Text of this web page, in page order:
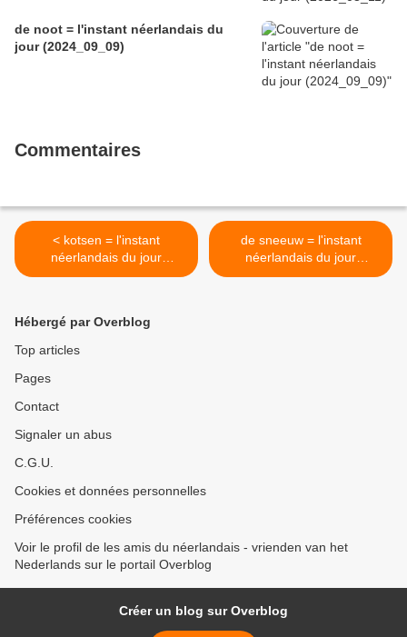
de noot = l'instant néerlandais du
jour (2024_09_09)
Commentaires
< kotsen = l'instant
néerlandais du jour
(2023_01_19)
de sneeuw = l'instant
néerlandais du jour
(2023_01_23) >
Hébergé par Overblog
Top articles
Pages
Contact
Signaler un abus
C.G.U.
Cookies et données personnelles
Préférences cookies
Voir le profil de les amis du néerlandais - vrienden van het
Nederlands sur le portail Overblog
Créer un blog sur Overblog